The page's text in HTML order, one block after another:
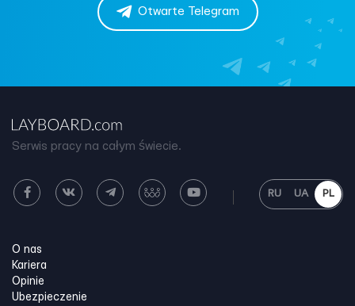
Otwarte Telegram
Serwis pracy na całym świecie.
RU UA PL
O nas
Kariera
Opinie
Ubezpieczenie